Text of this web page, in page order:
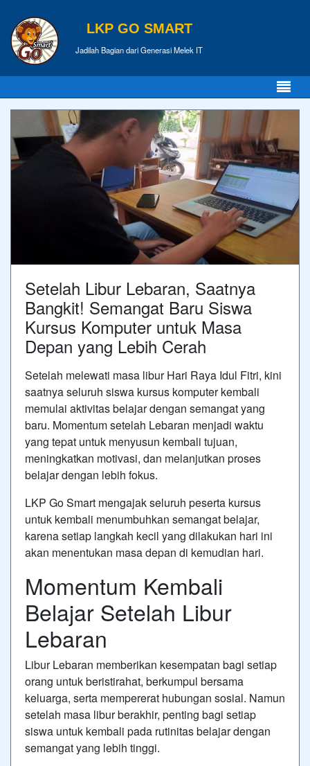
LKP GO SMART
Jadilah Bagian dari Generasi Melek IT
Setelah Libur Lebaran, Saatnya
Bangkit! Semangat Baru Siswa
Kursus Komputer untuk Masa
Depan yang Lebih Cerah
Setelah melewati masa libur Hari Raya Idul Fitri, kini
saatnya seluruh siswa kursus komputer kembali
memulai aktivitas belajar dengan semangat yang
baru. Momentum setelah Lebaran menjadi waktu
yang tepat untuk menyusun kembali tujuan,
meningkatkan motivasi, dan melanjutkan proses
belajar dengan lebih fokus.
LKP Go Smart mengajak seluruh peserta kursus
untuk kembali menumbuhkan semangat belajar,
karena setiap langkah kecil yang dilakukan hari ini
akan menentukan masa depan di kemudian hari.
Momentum Kembali
Belajar Setelah Libur
Lebaran
Libur Lebaran memberikan kesempatan bagi setiap
orang untuk beristirahat, berkumpul bersama
keluarga, serta mempererat hubungan sosial. Namun
setelah masa libur berakhir, penting bagi setiap
siswa untuk kembali pada rutinitas belajar dengan
semangat yang lebih tinggi.